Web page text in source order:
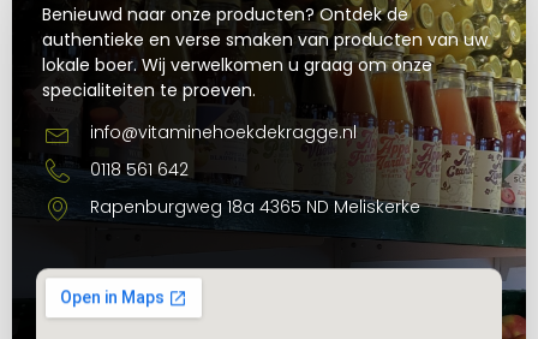
Benieuwd naar onze producten? Ontdek de
authentieke en verse smaken van producten van uw
lokale boer. Wij verwelkomen u graag om onze
specialiteiten te proeven.
info@vitaminehoekdekragge.nl
0118 561 642
Rapenburgweg 18a 4365 ND Meliskerke